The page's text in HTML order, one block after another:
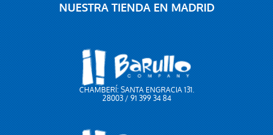
NUESTRA TIENDA EN MADRID
CHAMBERÍ: SANTA ENGRACIA 131.
28003 / 91 399 34 84